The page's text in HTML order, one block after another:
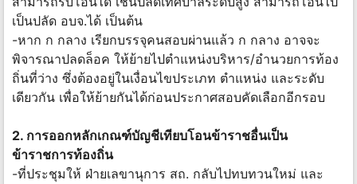
เป็นปลัด อบจ.ได้ เป็นต้น
-หาก ก กลาง เรียกบรรจุคนสอบผ่านแล้ว ก กลาง อาจจะ
พิจารณาปลดล็อค ให้ย้ายไปตำแหน่งบริหาร/อำนวยการท้อง
ถิ่นที่ว่าง ซึ่งต้องอยู่ในเงื่อนไขประเภท ตำแหน่ง และระดับ
เดียวกัน เพื่อให้ย้ายกันได้ก่อนประกาศสอบคัดเลือกอีกรอบ
2. การออกหลักเกณฑ์บัญชีเทียบโอนข้าราชอื่นเป็น
ข้าราชการท้องถิ่น
-ที่ประชุมให้ ฝ่ายเลขานุการ สถ. กลับไปทบทวนใหม่ และ